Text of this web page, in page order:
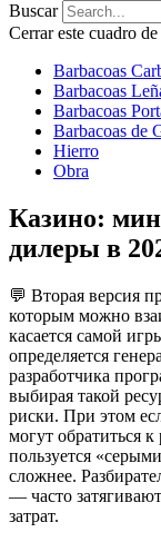
Buscar
Cerrar este cuadro
Barbacoas
Barbacoas
Barbacoas
Barbacoas de
Hierro
Obra
Казино:
дилеры в
💬 Вторая версия
которым можно
касается самой
определяется
разработчика
выбирая такой
риски. При этом
могут обратиться к
пользуется
сложнее.
— часто
затрат.